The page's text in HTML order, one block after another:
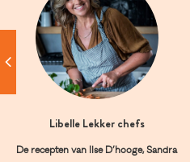
Libelle Lekker chefs
De recepten van Ilse D’hooge, Sandra